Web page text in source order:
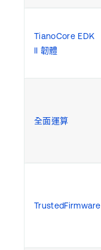
TianoCore EDK
II 韌體
全面運算
TrustedFirmware